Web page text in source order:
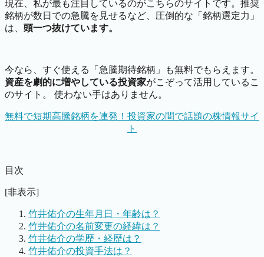
現在、私が最も注目しているのがこちらのサイトです。推奨
銘柄が数日での急騰を見せるなど、圧倒的な「銘柄選定力」
は、 頭一つ抜けています。
今なら、すぐ使える「急騰期待銘柄」も無料でもらえます。
資産を劇的に増やしている投資家がこぞって活用しているこ
のサイト。 使わない手はありません。
無料で短期高騰銘柄を連発！投資家の間で話題の株情報サイ
ト
目次
[非表示]
竹井佑介の生年月日・年齢は？
竹井佑介の名前変更の経緯は？
竹井佑介の学歴・経歴は？
竹井佑介の投資手法は？